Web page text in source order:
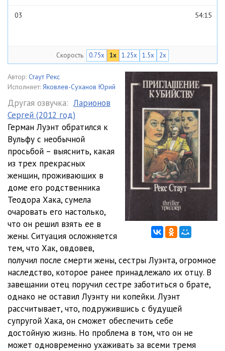
03 54:15
Скорость 0.75x 1x 1.25x 1.5x 2x
Автор: Стаут Рекс
Исполняет: Яковлев-Суханов Юрий
Другая озвучка: Ларионов
Сергей (2012 год)
Герман Луэнт обратился к
Вульфу с необычной
просьбой – выяснить, какая
из трех прекрасных
женщин, проживающих в
доме его родственника
Теодора Хака, сумела
очаровать его настолько,
что он решил взять ее в
жены. Ситуация осложняется
тем, что Хак, овдовев,
получил после смерти жены, сестры Луэнта, огромное
наследство, которое ранее принадлежало их отцу. В
завещании отец поручил сестре заботиться о брате,
однако не оставил Луэнту ни копейки. Луэнт
рассчитывает, что, подружившись с будущей
супругой Хака, он сможет обеспечить себе
достойную жизнь. Но проблема в том, что он не
может одновременно ухаживать за всеми тремя